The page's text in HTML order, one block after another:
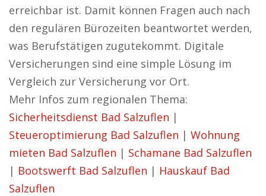
erreichbar ist. Damit können Fragen auch nach
den regulären Bürozeiten beantwortet werden,
was Berufstätigen zugutekommt. Digitale
Versicherungen sind eine simple Lösung im
Vergleich zur Versicherung vor Ort.
Mehr Infos zum regionalen Thema:
Sicherheitsdienst Bad Salzuflen |
Steueroptimierung Bad Salzuflen | Wohnung
mieten Bad Salzuflen | Schamane Bad Salzuflen
| Bootswerft Bad Salzuflen | Hauskauf Bad
Salzuflen